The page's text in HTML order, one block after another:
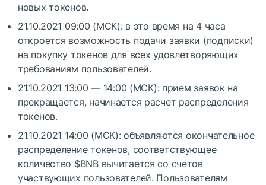
новых токенов.
21.10.2021 09:00 (МСК): в это время на 4 часа
откроется возможность подачи заявки (подписки)
на покупку токенов для всех удовлетворяющих
требованиям пользователей.
21.10.2021 13:00 — 14:00 (МСК): прием заявок на
прекращается, начинается расчет распределения
токенов.
21.10.2021 14:00 (МСК): объявляются окончательное
распределение токенов, соответствующее
количество $BNBвычитается со счетов
участвующих пользователей. Пользователям